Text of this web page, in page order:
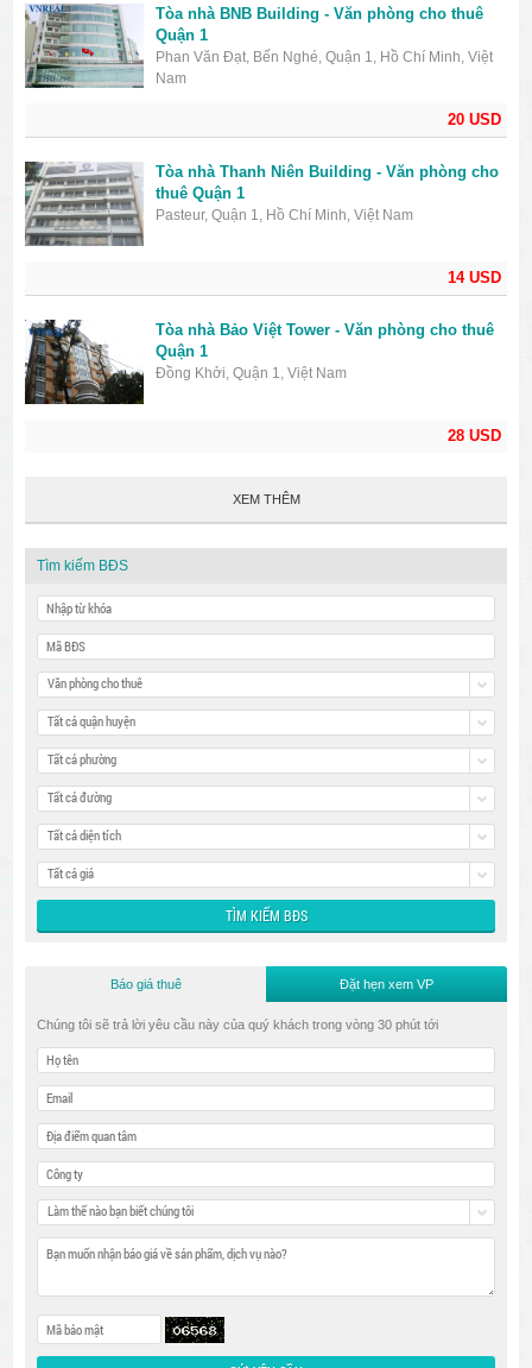
20 USD
Tòa nhà BNB Building - Văn phòng cho thuê
Quận 1
Phan Văn Đạt, Bến Nghé, Quận 1, Hồ Chí Minh, Việt
Nam
14 USD
Tòa nhà Thanh Niên Building - Văn phòng cho
thuê Quận 1
Pasteur, Quận 1, Hồ Chí Minh, Việt Nam
28 USD
Tòa nhà Bảo Việt Tower - Văn phòng cho thuê
Quận 1
Đồng Khởi, Quận 1, Việt Nam
XEM THÊM
Tìm kiếm BĐS
Văn phòng cho thuê
Tất cả quận huyện
Tất cả phường
Tất cả đường
Tất cả diện tích
Tất cả giá
Báo giá thuê Đặt hẹn xem VP
Chúng tôi sẽ trả lời yêu cầu này của quý khách trong vòng 30 phút tới
Làm thế nào bạn biết chúng tôi